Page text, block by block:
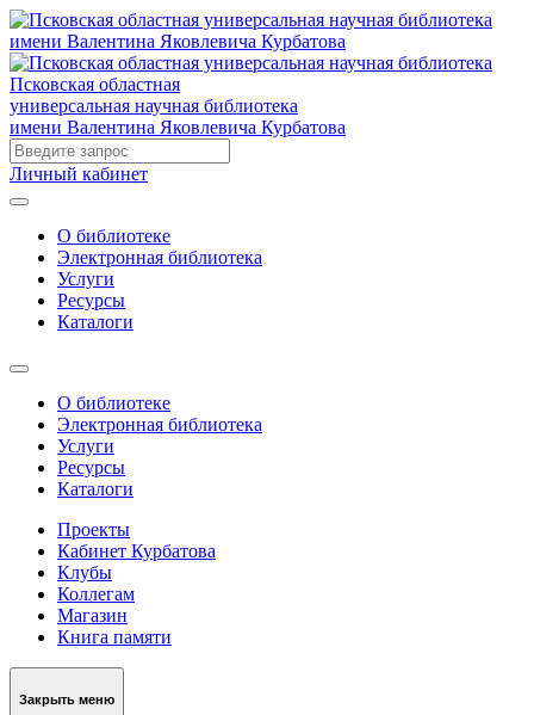
Псковская областная
универсальная научная библиотека
имени Валентина Яковлевича Курбатова
Личный кабинет
О библиотеке
Электронная библиотека
Услуги
Ресурсы
Каталоги
О библиотеке
Электронная библиотека
Услуги
Ресурсы
Каталоги
Проекты
Кабинет Курбатова
Клубы
Коллегам
Магазин
Книга памяти
Закрыть меню